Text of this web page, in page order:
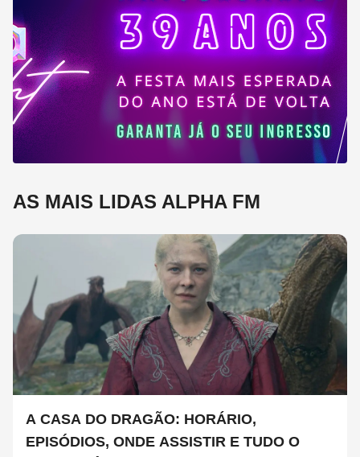
AS MAIS LIDAS ALPHA FM
A CASA DO DRAGÃO: HORÁRIO,
EPISÓDIOS, ONDE ASSISTIR E TUDO O